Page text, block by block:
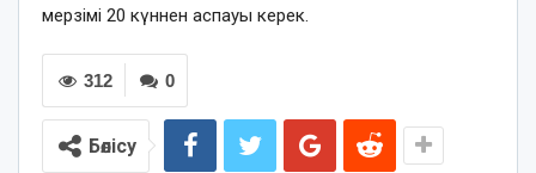
мерзімі 20 күннен аспауы керек.
0
312
Бөлісу